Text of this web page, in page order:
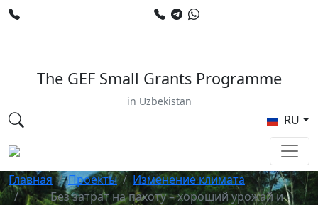
The GEF Small Grants Programme
in Uzbekistan
RU
Главная Проекты
Изменение климата
Без затрат на пахоту – хороший урожай и